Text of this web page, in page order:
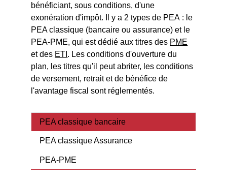
bénéficiant, sous conditions, d'une
exonération d'impôt. Il y a 2 types de PEA : le
PEA classique (bancaire ou assurance) et le
PEA-PME, qui est dédié aux titres des PME
et des ETI . Les conditions d'ouverture du
plan, les titres qu'il peut abriter, les conditions
de versement, retrait et de bénéfice de
l'avantage fiscal sont réglementés.
PEA classique bancaire
PEA classique Assurance
PEA-PME